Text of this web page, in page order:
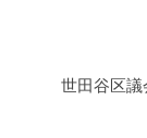
世田谷区議